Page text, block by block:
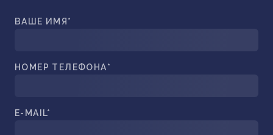
ВАШЕ ИМЯ*
НОМЕР ТЕЛЕФОНА*
E-MAIL*